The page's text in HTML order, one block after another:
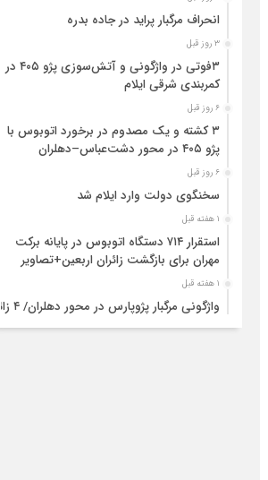
انحراف مرگبار پراید در جاده بدره
۳ روز قبل
۳فوتی در واژگونی و آتش‌سوزی پژو ۴۰۵ در
کمربندی شرقی ایلام
۶ روز قبل
۳ کشته و یک مصدوم در برخورد اتوبوس با
پژو ۴۰۵ در محور دشت‌عباس–دهلران
۶ روز قبل
سخنگوی دولت وارد ایلام شد
۱ هفته قبل
استقرار ۷۱۴ دستگاه اتوبوس در پایانه برکت
مهران برای بازگشت زائران اربعین+تصاویر
۱ هفته قبل
واژگونی مرگبار پژوپارس در محور دهلران/ ۴ زائر
اربعین جان باختند